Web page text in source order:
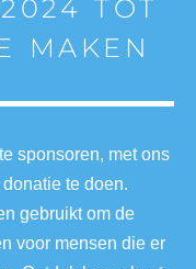
TOT
MAKEN
sponsoren, met ons
te doen.
gebruikt om de
voor mensen die er